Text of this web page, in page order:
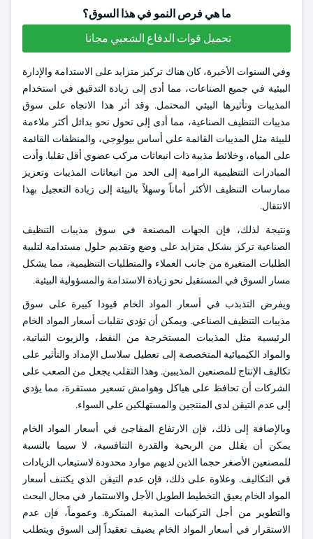
ما هي فرص النمو في هذا السوق؟
تحميل قوات الدفاع الشعبي مجانا
وفي السنوات الأخيرة، كان هناك تركيز متزايد على الاستدامة والإدارة
البيئية في جميع الصناعات، مما أدى إلى زيادة التدقيق في استخدام
المذيبات وتأثيرها البيئي المحتمل. وقد أثر هذا الاتجاه على سوق
مذيبات التنظيف الصناعية، مما أدى إلى تحول نحو بدائل أكثر ملاءمة
للبيئة مثل المذيبات القائمة على أساس بيولوجي، والمنظفات القائمة
على المياه، وخلائط مذيبة ذات انبعاثات مركب عضوي أقل تقلبا. وأدت
المبادرات التنظيمية الرامية إلى الحد من انبعاثات المذيبات وتعزيز
ممارسات التنظيف الأكثر أماناً وسهلاً بالبيئة إلى زيادة التعجيل بهذا
الانتقال.
ونتيجة لذلك، فإن الجهات المصنعة في سوق مذيبات التنظيف
الصناعية تركز بشكل متزايد على وضع وتقديم حلول مستدامة لتلبية
الطلبات المتغيرة من جانب العملاء والمتطلبات التنظيمية، مما يشكل
مسار السوق في المستقبل نحو زيادة الاستدامة والمسؤولية البيئية.
ويفرض التذبذب في أسعار المواد الخام قيودا كبيرة على سوق
مذيبات التنظيف الصناعي. ويمكن أن تؤدي تقلبات أسعار المواد الخام
الرئيسية مثل المذيبات المستخرجة من النفط، والزيوت النباتية،
والمواد الكيميائية المتخصصة إلى تعطيل سلاسل الإمداد والتأثير على
تكاليف الإنتاج للمصنعين المذيبين. وهذا التقلب يجعل من الصعب على
الشركات أن تحافظ على هياكل وهوامش تسعير مستقرة، مما يؤدي
إلى عدم التيقن لدى المنتجين والمستهلكين على السواء.
وبالإضافة إلى ذلك، فإن الارتفاع المفاجئ في أسعار المواد الخام
يمكن أن يقلل من الربحية والقدرة التنافسية، لا سيما بالنسبة
للمصنعين الأصغر حجما الذين لديهم موارد محدودة لاستيعاب الزيادات
في التكاليف. وعلاوة على ذلك، فإن عدم التيقن الذي يكتنف أسعار
المواد الخام يعيق التخطيط الطويل الأجل والاستثمار في مجال البحث
والتطوير من أجل التركيبات المذيبة المبتكرة. وعموماً، فإن عدم
الاستقرار في أسعار المواد الخام يضيف تعقيداً إلى السوق ويتطلب